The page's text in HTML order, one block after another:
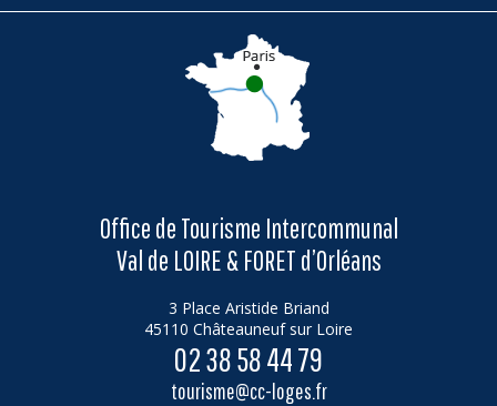
Office de Tourisme Intercommunal
Val de LOIRE & FORET d’Orléans
3 Place Aristide Briand
45110 Châteauneuf sur Loire
02 38 58 44 79
tourisme@cc-loges.fr